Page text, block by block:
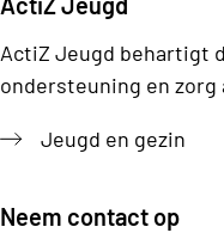
ActiZ Jeugd behartigt
ondersteuning en zorg
Jeugd en gezin
Neem contact op